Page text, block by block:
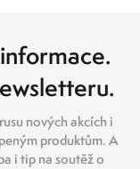
nových akcích i
produktům. A
i tip na soutěž o